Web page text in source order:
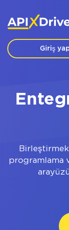
Giriş
Birleştirmek
programlama